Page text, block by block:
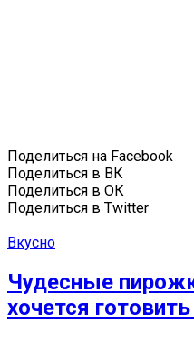
Поделиться на Facebook
Поделиться в ВК
Поделиться в ОК
Поделиться в Twitter
Вкусно
Чудесные
хочется